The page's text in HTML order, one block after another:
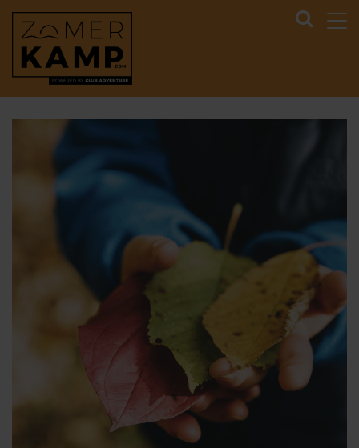
ZOMERKAMP.COM
WETEN OVER ONS ADVENTURE & FUN ZOMERKAMP